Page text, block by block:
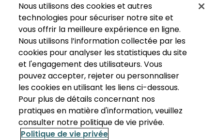
Nous utilisons des cookies et autres
technologies pour sécuriser notre site et
vous offrir la meilleure expérience en ligne.
Nous utilisons l’information collectée par les
cookies pour analyser les statistiques du site
et l'engagement des utilisateurs. Vous
pouvez accepter, rejeter ou personnaliser
les cookies en utilisant les liens ci-dessous.
Pour plus de détails concernant nos
pratiques en matière d'information, veuillez
consulter notre politique de vie privée.
Politique de vie privée